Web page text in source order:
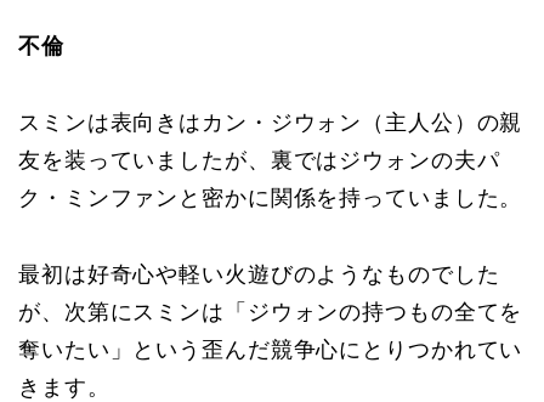
不倫
スミンは表向きはカン・ジウォン（主人公）の親
友を装っていましたが、裏ではジウォンの夫パ
ク・ミンファンと密かに関係を持っていました。
最初は好奇心や軽い火遊びのようなものでした
が、次第にスミンは「ジウォンの持つもの全てを
奪いたい」という歪んだ競争心にとりつかれてい
きます。